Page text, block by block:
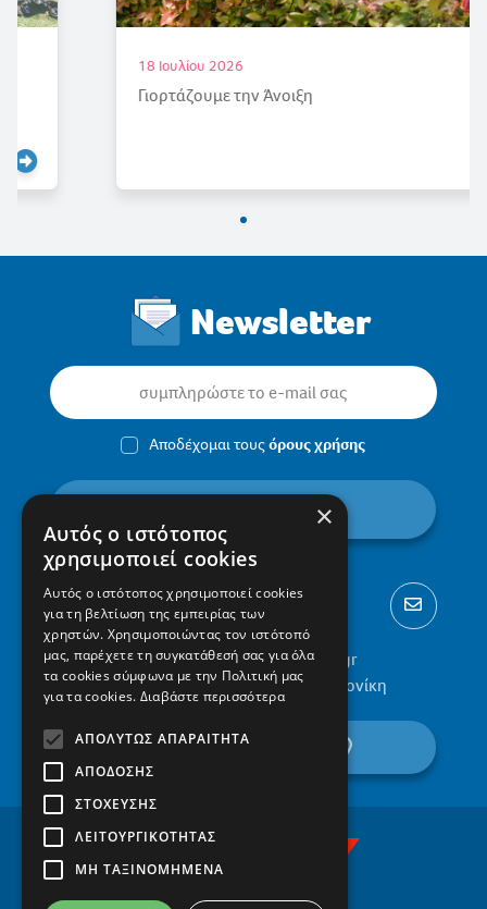
18 Ιουλίου 2026
Γιορτάζουμε την Άνοιξη
Newsletter
Αποδέχομαι τουςόρους χρήσης
2310 300002
info@protypa.gr
Ελαιώνες Πυλαίας, 555 36, Θεσσαλονίκη
βρείτε μας στον χάρτη
×
Αυτός ο ιστότοπος
χρησιμοποιεί cookies
Αυτός ο ιστότοπος χρησιμοποιεί cookies
για τη βελτίωση της εμπειρίας των
χρηστών. Χρησιμοποιώντας τον ιστότοπό
μας, παρέχετε τη συγκατάθεσή σας για όλα
τα cookies σύμφωνα με την Πολιτική μας
για τα cookies. Διαβάστε περισσότερα
ΑΠΟΛΎΤΩΣ ΑΠΑΡΑΊΤΗΤΑ
ΑΠΌΔΟΣΗΣ
ΣΤΌΧΕΥΣΗΣ
ΛΕΙΤΟΥΡΓΙΚΌΤΗΤΑΣ
ΜΗ ΤΑΞΙΝΟΜΗΜΈΝΑ